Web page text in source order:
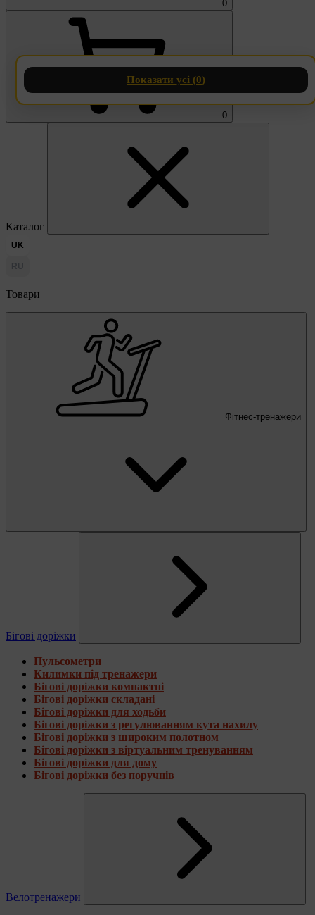
Показати усі (0)
0
0
Каталог
UK
RU
Товари
Фітнес-тренажери
Бігові доріжки
Пульсометри
Килимки під тренажери
Бігові доріжки компактні
Бігові доріжки складані
Бігові доріжки для ходьби
Бігові доріжки з регулюванням кута нахилу
Бігові доріжки з широким полотном
Бігові доріжки з віртуальним тренуванням
Бігові доріжки для дому
Бігові доріжки без поручнів
Велотренажери